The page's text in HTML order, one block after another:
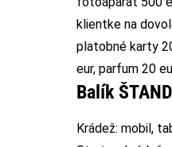
klientke na
platobné karty
eur, parfum 20
Balík
Krádež: mobil,